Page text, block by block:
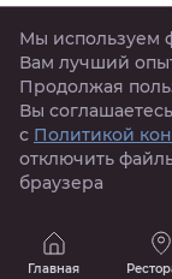
🔥
https://
Мы используем
Вам лучший
Продолжая
Вы
с Политикой
отключить
браузера
Активируй
тигрокоины
Главная